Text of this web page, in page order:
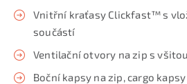
Vnitřní kraťasy Clickfast™ s
součástí
Ventilační otvory na zip s
Boční kapsy na zip, cargo